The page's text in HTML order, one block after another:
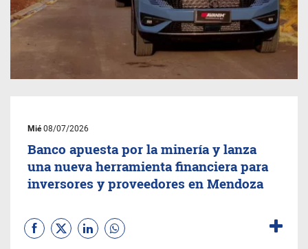
Mié08/07/2026
Banco apuesta por la minería y lanza
una nueva herramienta financiera para
inversores y proveedores en Mendoza